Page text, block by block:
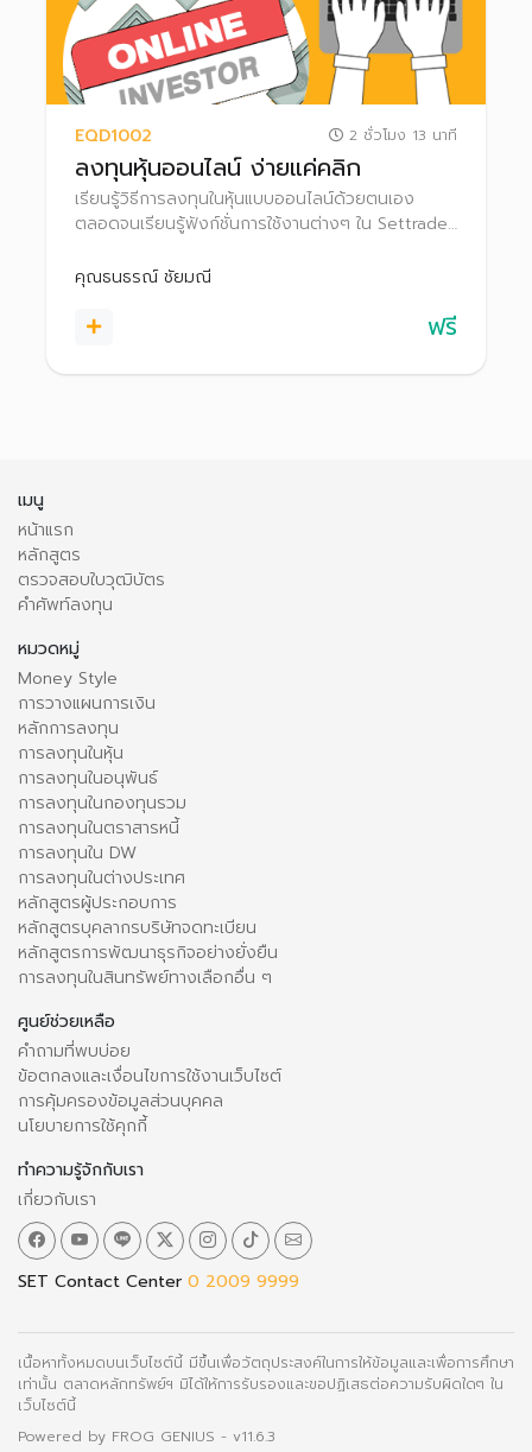
EQD1002 2 ชั่วโมง 13 นาที
ลงทุนหุ้นออนไลน์ ง่ายแค่คลิก
เรียนรู้วิธีการลงทุนในหุ้นแบบออนไลน์ด้วยตนเอง
ตลอดจนเรียนรู้ฟังก์ชั่นการใช้งานต่างๆ ใน Settrade
ประสิทธิภาพยิ่งขึ้น
คุณธนธรณ์ ชัยมณี
ฟรี
เมนู
หน้าแรก
หลักสูตร
ตรวจสอบใบวุฒิบัตร
คำศัพท์ลงทุน
หมวดหมู่
Money Style
การวางแผนการเงิน
หลักการลงทุน
การลงทุนในหุ้น
การลงทุนในอนุพันธ์
การลงทุนในกองทุนรวม
การลงทุนในตราสารหนี้
การลงทุนใน DW
การลงทุนในต่างประเทศ
หลักสูตรผู้ประกอบการ
หลักสูตรบุคลากรบริษัทจดทะเบียน
หลักสูตรการพัฒนาธุรกิจอย่างยั่งยืน
การลงทุนในสินทรัพย์ทางเลือกอื่น ๆ
ศูนย์ช่วยเหลือ
คำถามที่พบบ่อย
ข้อตกลงและเงื่อนไขการใช้งานเว็บไซต์
การคุ้มครองข้อมูลส่วนบุคคล
นโยบายการใช้คุกกี้
ทำความรู้จักกับเรา
เกี่ยวกับเรา
SET Contact Center 0 2009 9999
เนื้อหาทั้งหมดบนเว็บไซต์นี้ มีขึ้นเพื่อวัตถุประสงค์ในการให้ข้อมูลและเพื่อการศึกษา
เท่านั้น ตลาดหลักทรัพย์ฯ มิได้ให้การรับรองและขอปฏิเสธต่อความรับผิดใดๆ ใน
เว็บไซต์นี้
Powered by FROG GENIUS - v11.6.3